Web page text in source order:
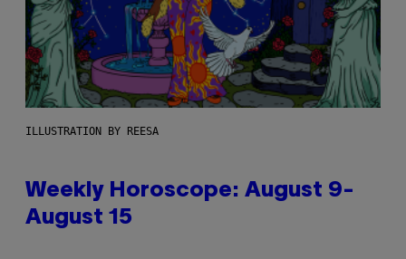
ILLUSTRATION BY REESA
Weekly Horoscope: August 9-
August 15